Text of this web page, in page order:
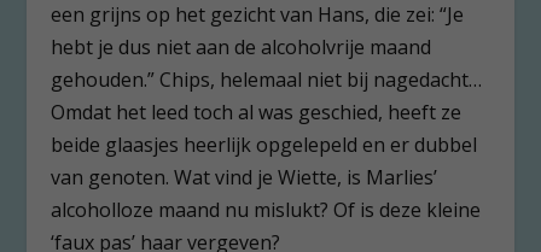
een grijns op het gezicht van Hans, die zei: “Je
hebt je dus niet aan de alcoholvrije maand
gehouden.” Chips, helemaal niet bij nagedacht…
Omdat het leed toch al was geschied, heeft ze
beide glaasjes heerlijk opgelepeld en er dubbel
van genoten. Wat vind je Wiette, is Marlies’
alcoholloze maand nu mislukt? Of is deze kleine
‘faux pas’ haar vergeven?